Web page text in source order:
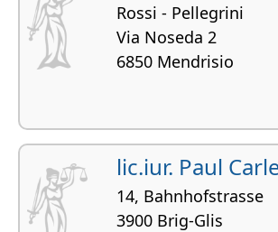
Rossi - Pellegrini
Via Noseda 2
6850 Mendrisio
lic.iur. Paul
14, Bahnhofstrasse
3900 Brig-Glis